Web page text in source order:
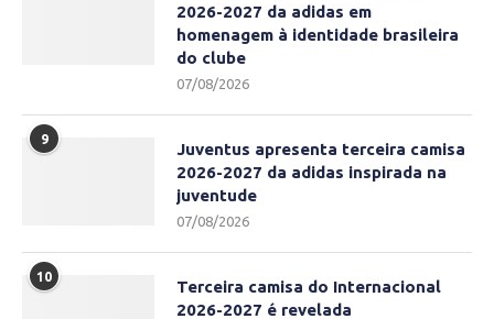
2026-2027 da adidas em
homenagem à identidade brasileira
do clube
07/08/2026
9
Juventus apresenta terceira camisa
2026-2027 da adidas inspirada na
juventude
07/08/2026
10
Terceira camisa do Internacional
2026-2027 é revelada